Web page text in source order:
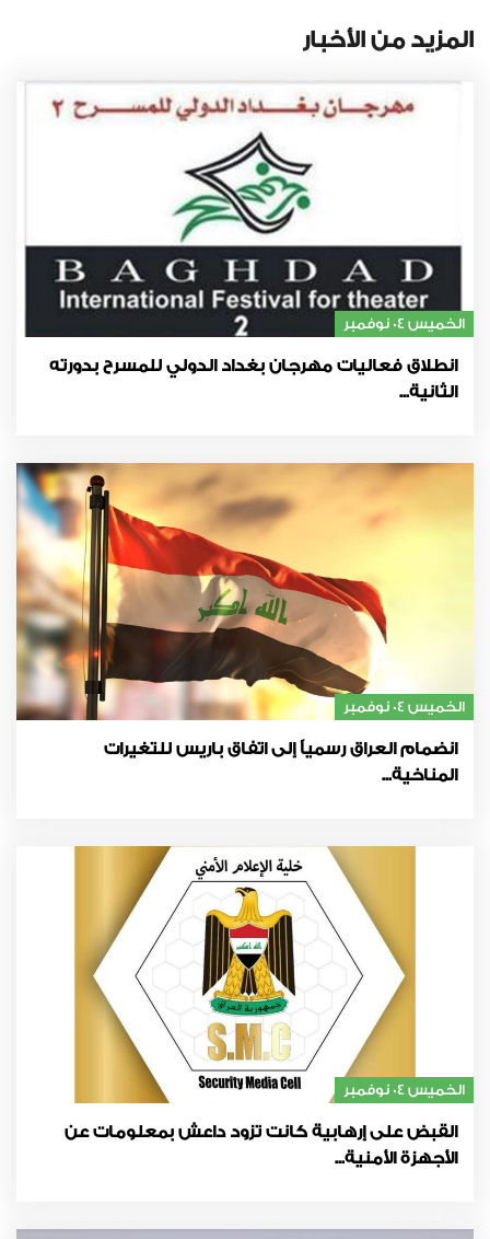
المزيد من الأخبار
الخميس 04 نوفمبر
انطلاق فعاليات مهرجان بغداد الدولي للمسرح بدورته
الثانية...
الخميس 04 نوفمبر
انضمام العراق رسمياً إلى اتفاق باريس للتغيرات
المناخية...
الخميس 04 نوفمبر
القبض على إرهابية كانت تزود داعش بمعلومات عن
الأجهزة الأمنية...